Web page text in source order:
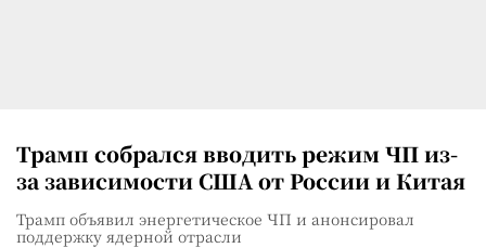
Трамп собрался вводить режим ЧП из-
за зависимости США от России и Китая
Трамп объявил энергетическое ЧП и анонсировал
поддержку ядерной отрасли